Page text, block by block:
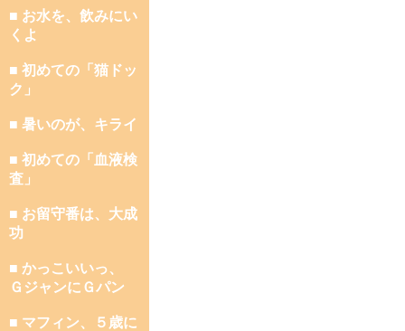
■ お水を、飲みにい
くよ
■ 初めての「猫ドッ
ク」
■ 暑いのが、キライ
■ 初めての「血液検
査」
■ お留守番は、大成
功
■ かっこいいっ、
ＧジャンにＧパン
■ マフィン、５歳に